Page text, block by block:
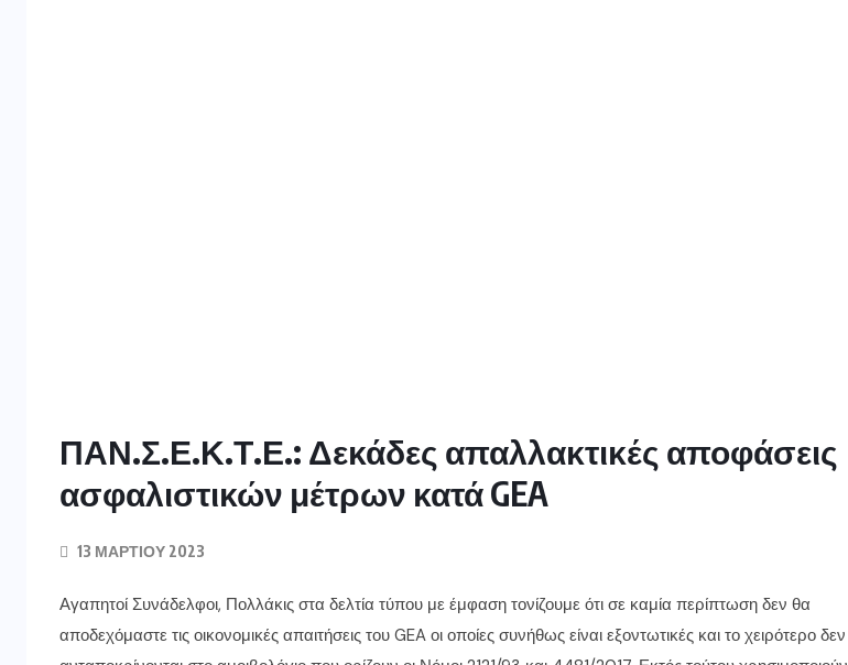
ΠΑΝ.Σ.Ε.Κ.Τ.Ε.: Δεκάδες απαλλακτικές αποφάσεις
ασφαλιστικών μέτρων κατά GEA
13 ΜΑΡΤΊΟΥ 2023
Αγαπητοί Συνάδελφοι, Πολλάκις στα δελτία τύπου με έμφαση τονίζουμε ότι σε καμία περίπτωση δεν θα
αποδεχόμαστε τις οικονομικές απαιτήσεις του GEA οι οποίες συνήθως είναι εξοντωτικές και το χειρότερο δεν